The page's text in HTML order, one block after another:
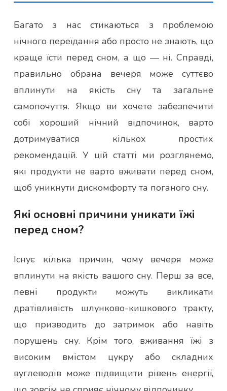
Багато з нас стикаються з проблемою
нічного переїдання або просто не знають, що
краще їсти перед сном, а що — ні. Справді,
правильно обрана вечеря може суттєво
вплинути на якість сну та загальне
самопочуття. Якщо ви хочете забезпечити
собі хороший нічний відпочинок, варто
дотримуватися кількох простих
рекомендацій. У цій статті ми розглянемо,
які продукти не варто вживати перед сном,
щоб уникнути дискомфорту та поганого сну.
Які основні причини уникати їжі
перед сном?
Існує кілька причин, чому вечеря може
вплинути на якість вашого сну. Перш за все,
певні продукти можуть викликати
дратівливість шлунково-кишкового тракту,
що призводить до затримок або навіть
порушень сну. Крім того, вживання їжі з
високим вмістом цукру або складних
вуглеводів може підвищити рівень енергії,